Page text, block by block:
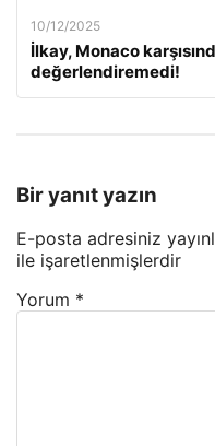
10/12/2025
İlkay, Monaco
değerlendiremedi!
Bir yanıt yazın
E-posta adresiniz
ile işaretlenmişlerdir
Yorum *